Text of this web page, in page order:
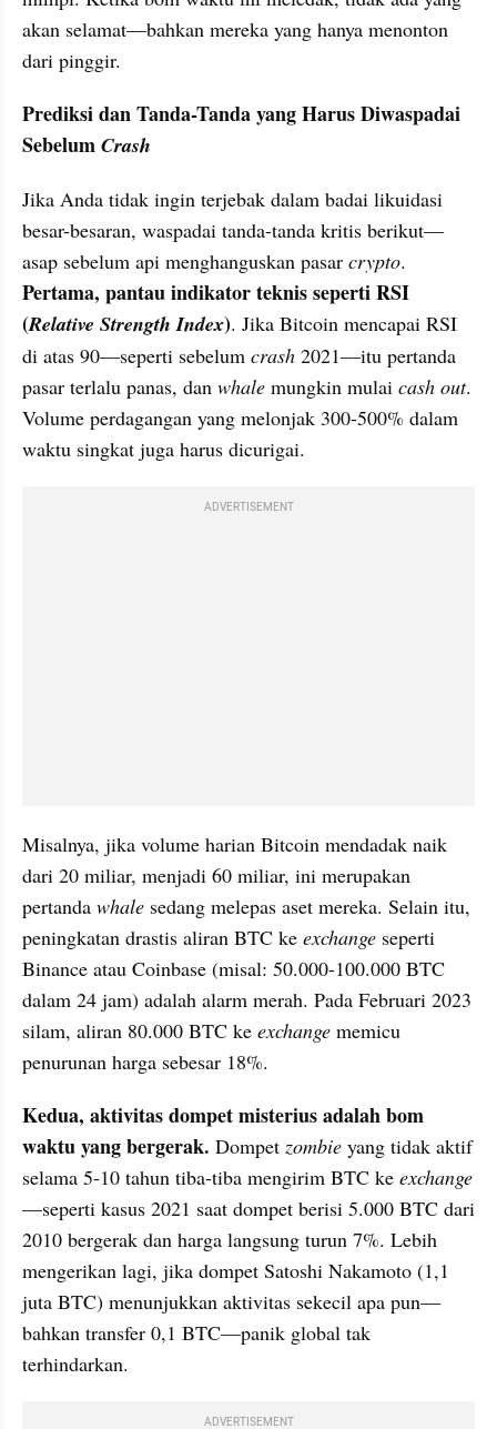
akan selamat—bahkan mereka yang hanya menonton
dari pinggir.
Prediksi dan Tanda-Tanda yang Harus Diwaspadai
Sebelum Crash
Jika Anda tidak ingin terjebak dalam badai likuidasi
besar-besaran, waspadai tanda-tanda kritis berikut—
asap sebelum api menghanguskan pasar crypto
Pertama, pantau indikator teknis seperti RSI
(Relative Strength Index). Jika Bitcoin mencapai RSI
di atas 90—seperti sebelum crash 2021—itu pertanda
pasar terlalu panas, dan whale mungkin mulai cash out.
Volume perdagangan yang melonjak 300-500% dalam
waktu singkat juga harus dicurigai.
ADVERTISEMENT
Misalnya, jika volume harian Bitcoin mendadak naik
dari 20 miliar, menjadi 60 miliar, ini merupakan
pertanda whale sedang melepas aset mereka. Selain itu,
peningkatan drastis aliran BTC ke exchange seperti
Binance atau Coinbase (misal: 50.000-100.000 BTC
dalam 24 jam) adalah alarm merah. Pada Februari 2023
silam, aliran 80.000 BTC ke exchange memicu
penurunan harga sebesar 18%.
Kedua, aktivitas dompet misterius adalah bom
waktu yang bergerak. Dompet zombie yang tidak aktif
selama 5-10 tahun tiba-tiba mengirim BTC ke exchange
—seperti kasus 2021 saat dompet berisi 5.000 BTC dari
2010 bergerak dan harga langsung turun 7%. Lebih
mengerikan lagi, jika dompet Satoshi Nakamoto (1,1
juta BTC) menunjukkan aktivitas sekecil apa pun—
bahkan transfer 0,1 BTC—panik global tak
terhindarkan.
ADVERTISEMENT